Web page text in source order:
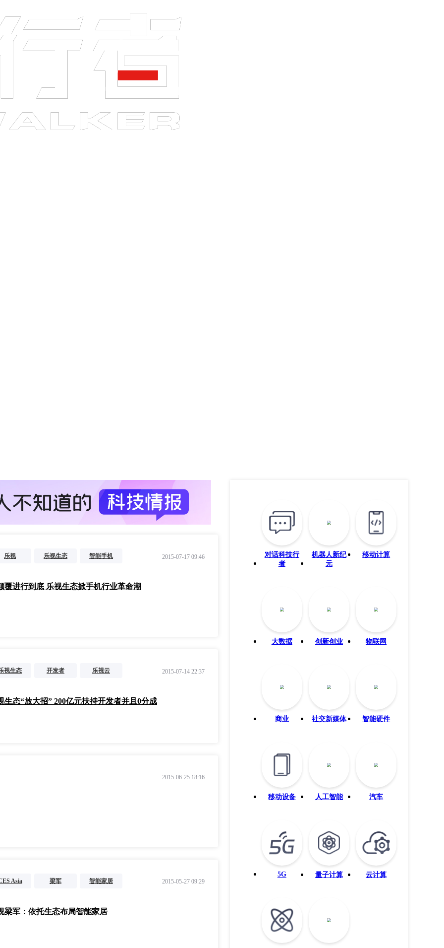
乐视 乐视生态 智能手机 2015-07-17 09:46
覆进行到底 乐视生态掀手机行业革命潮
视生态 开发者 乐视云 2015-07-14 22:37
生态“放大招” 200亿元扶持开发者并且0分成
2015-06-25 18:16
Asia 梁军 智能家居 2015-05-27 09:29
梁军：依托生态布局智能家居
对话科技行
者
机器人新纪
元
移动计算
大数据 创新创业 物联网
商业 社交新媒体 智能硬件
移动设备 人工智能 汽车
5G 量子计算 云计算